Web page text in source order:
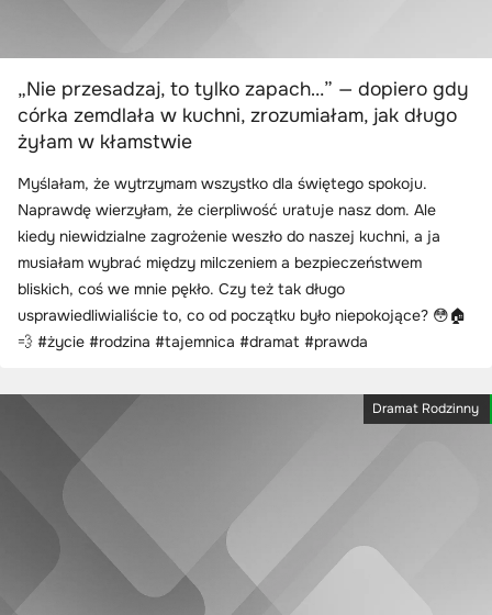
„Nie przesadzaj, to tylko zapach…” — dopiero gdy
córka zemdlała w kuchni, zrozumiałam, jak długo
żyłam w kłamstwie
Myślałam, że wytrzymam wszystko dla świętego spokoju.
Naprawdę wierzyłam, że cierpliwość uratuje nasz dom. Ale
kiedy niewidzialne zagrożenie weszło do naszej kuchni, a ja
musiałam wybrać między milczeniem a bezpieczeństwem
bliskich, coś we mnie pękło. Czy też tak długo
usprawiedliwialiście to, co od początku było niepokojące? 😳🏠
💨 #życie #rodzina #tajemnica #dramat #prawda
Dramat Rodzinny